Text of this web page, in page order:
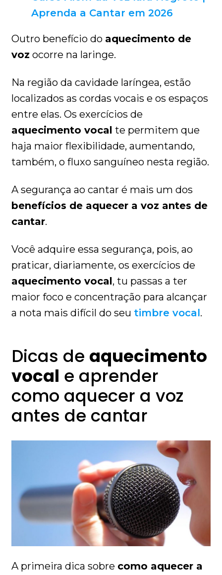
Aprenda a Cantar em 2026
Outro benefício do aquecimento de
voz ocorre na laringe.
Na região da cavidade laríngea, estão
localizados as cordas vocais e os espaços
entre elas. Os exercícios de
aquecimento vocal te permitem que
haja maior flexibilidade, aumentando,
também, o fluxo sanguíneo nesta região.
A segurança ao cantar é mais um dos
benefícios de aquecer a voz antes de
cantar.
Você adquire essa segurança, pois, ao
praticar, diariamente, os exercícios de
aquecimento vocal, tu passas a ter
maior foco e concentração para alcançar
a nota mais difícil do seu timbre vocal.
Dicas de aquecimento
vocal e aprender
como aquecer a voz
antes de cantar
A primeira dica sobre como aquecer a